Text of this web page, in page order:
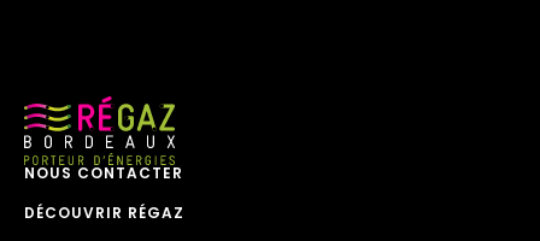
NOUS CONTACTER
DÉCOUVRIR RÉGAZ